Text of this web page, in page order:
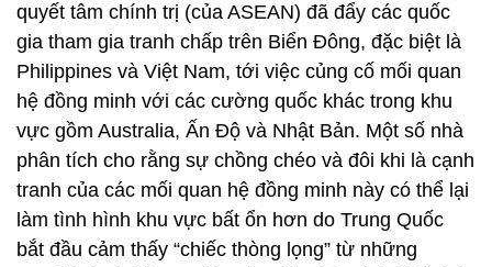
quyết tâm chính trị (của ASEAN) đã đẩy các quốc
gia tham gia tranh chấp trên Biển Đông, đặc biệt là
Philippines và Việt Nam, tới việc củng cố mối quan
hệ đồng minh với các cường quốc khác trong khu
vực gồm Australia, Ấn Độ và Nhật Bản. Một số nhà
phân tích cho rằng sự chồng chéo và đôi khi là cạnh
tranh của các mối quan hệ đồng minh này có thể lại
làm tình hình khu vực bất ổn hơn do Trung Quốc
bắt đầu cảm thấy “chiếc thòng lọng” từ những